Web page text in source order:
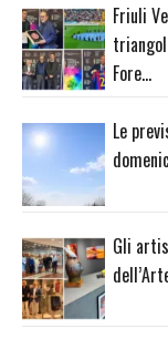
Friuli
Fore…
Le
Gli